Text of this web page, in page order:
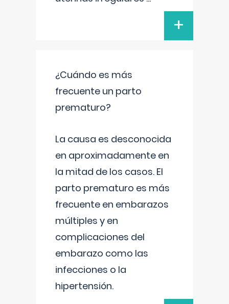
+
¿Cuándo es más
frecuente un parto
prematuro?
La causa es desconocida
en aproximadamente en
la mitad de los casos. El
parto prematuro es más
frecuente en embarazos
múltiples y en
complicaciones del
embarazo como las
infecciones o la
hipertensión.